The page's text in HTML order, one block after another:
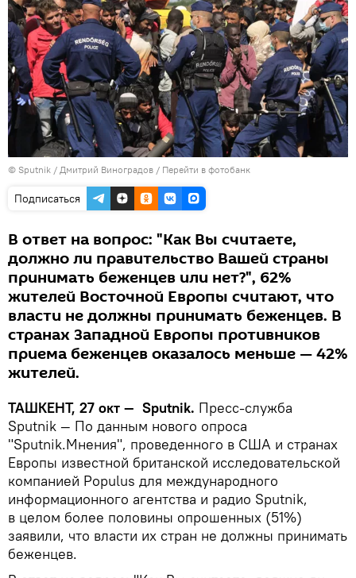
© Sputnik / Дмитрий Виноградов / Перейти в фотобанк
Подписаться
В ответ на вопрос: "Как Вы считаете,
должно ли правительство Вашей страны
принимать беженцев или нет?", 62%
жителей Восточной Европы считают, что
власти не должны принимать беженцев. В
странах Западной Европы противников
приема беженцев оказалось меньше — 42%
жителей.
ТАШКЕНТ, 27 окт — Sputnik. Пресс-служба
Sputnik — По данным нового опроса
"Sputnik.Мнения", проведенного в США и странах
Европы известной британской исследовательской
компанией Populus для международного
информационного агентства и радио Sputnik,
в целом более половины опрошенных (51%)
заявили, что власти их стран не должны принимать
беженцев.